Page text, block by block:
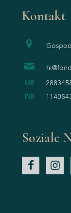
Kontakt
MB
PIB
Soziale